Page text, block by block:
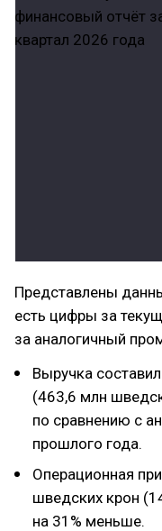
Представлены
есть цифры за
за аналогичный
Выручка
(463,6 млн
по сравнению с
прошлого года.
Операционная
шведских крон
на 31% меньше.